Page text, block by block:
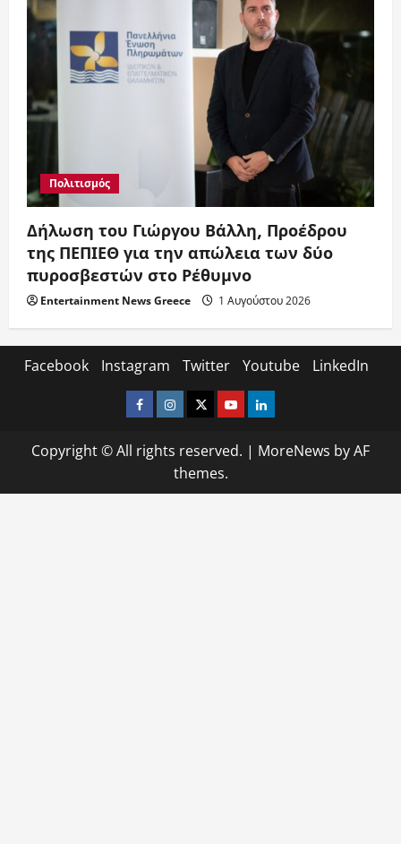
Πολιτισμός
Δήλωση του Γιώργου Βάλλη, Προέδρου
της ΠΕΠΙΕΘ για την απώλεια των δύο
πυροσβεστών στο Ρέθυμνο
Entertainment News Greece 1 Αυγούστου 2026
Facebook Instagram Twitter Youtube LinkedIn
Facebook
Instagram
TwitterYoutubeLinkedIn
Copyright © All rights reserved. | MoreNews by AF
themes.